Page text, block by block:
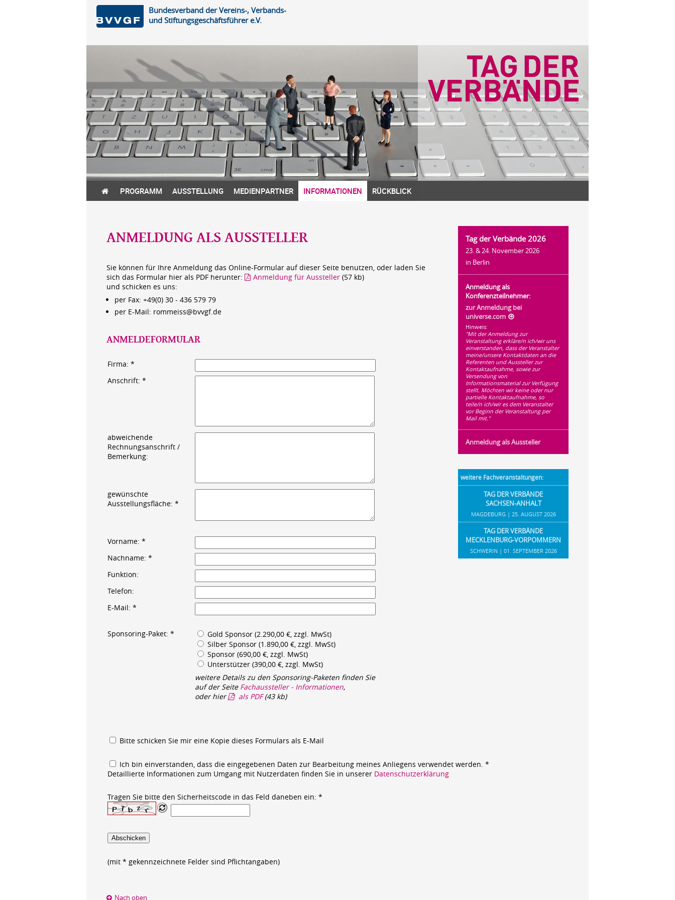
Bundesverband der Vereins-, Verbands-
und Stiftungsgeschäftsführer e.V.
PROGRAMM AUSSTELLUNG MEDIENPARTNER INFORMATIONEN RÜCKBLICK
Tag der Verbände 2026
23. & 24. November 2026
in Berlin
Anmeldung als
Konferenzteilnehmer:
zur Anmeldung bei
universe.com
Hinweis:
"Mit der Anmeldung zur
Veranstaltung erkläre/n ich/wir uns
einverstanden, dass der Veranstalter
meine/unsere Kontaktdaten an die
Referenten und Aussteller zur
Kontaktaufnahme, sowie zur
Versendung von
Informationsmaterial zur Verfügung
stellt. Möchten wir keine oder nur
partielle Kontaktaufnahme, so
teile/n ich/wir es dem Veranstalter
vor Beginn der Veranstaltung per
Mail mit."
Anmeldung als Aussteller
weitere Fachveranstaltungen:
TAG DER VERBÄNDE
SACHSEN-ANHALT
MAGDEBURG | 25. AUGUST 2026
TAG DER VERBÄNDE
MECKLENBURG-VORPOMMERN
SCHWERIN | 01. SEPTEMBER 2026
ANMELDUNG ALS AUSSTELLER
Sie können für Ihre Anmeldung das Online-Formular auf dieser Seite benutzen, oder laden Sie
sich das Formular hier als PDF herunter:
Anmeldung für Aussteller (57 kb)
und schicken es uns:
per Fax: +49(0) 30 - 436 579 79
per E-Mail: rommeiss@bvvgf.de
ANMELDEFORMULAR
Firma: *
Anschrift: *
abweichende
Rechnungsanschrift /
Bemerkung:
gewünschte
Ausstellungsfläche: *
Vorname: *
Nachname: *
Funktion:
Telefon:
E-Mail: *
Sponsoring-Paket: *
Gold Sponsor (2.290,00 €, zzgl. MwSt)
Silber Sponsor (1.890,00 €, zzgl. MwSt)
Sponsor (690,00 €, zzgl. MwSt)
Unterstützer (390,00 €, zzgl. MwSt)
weitere Details zu den Sponsoring-Paketen finden Sie
auf der Seite Fachaussteller - Informationen,
oder hier
als PDF(43 kb)
Bitte schicken Sie mir eine Kopie dieses Formulars als E-Mail
Ich bin einverstanden, dass die eingegebenen Daten zur Bearbeitung meines Anliegens verwendet werden. *
Detaillierte Informationen zum Umgang mit Nutzerdaten finden Sie in unserer Datenschutzerklärung
Tragen Sie bitte den Sicherheitscode in das Feld daneben ein: *
Abschicken
(mit * gekennzeichnete Felder sind Pflichtangaben)
Nach oben